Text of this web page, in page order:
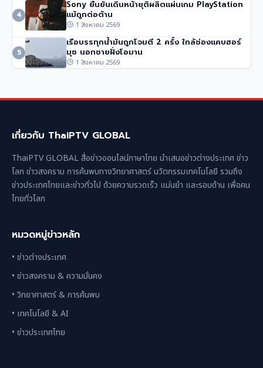
4
Sony ยืนยันเดินหน้ายุติผลิตแผ่นเกม PlayStation
แม้ถูกต่อต้าน
1 สิงหาคม 2569
5
เรือบรรทุกน้ำมันถูกโจมตี 2 ครั้ง ใกล้ช่องแคบฮอร์
มุซ นอกชายฝั่งโอมาน
1 สิงหาคม 2569
เกี่ยวกับ ThaiPTV GLOBAL
ThaiPTV GLOBAL สื่อข่าวออนไลน์ภาษาไทย นำเสนอข่าวต่างประเทศ ข่าว
โลก ข่าวสงคราม การค้นพบทางวิทยาศาสตร์ นวัตกรรมเทคโนโลยี รวมถึง
ข่าวประเทศไทยและข่าวทั่วไป ด้วยความรวดเร็ว แม่นยำ และรอบด้าน เพื่อคน
ไทยทั่วโลก
หมวดหมู่ข่าวหลัก
• ข่าวต่างประเทศ
• ข่าวสงคราม & ความมั่นคง
• วิทยาศาสตร์ & การค้นพบ
• เทคโนโลยี & AI
• ข่าวประเทศไทย